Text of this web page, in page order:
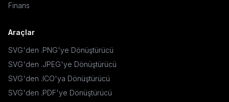
Finans
Araçlar
SVG'den .PNG'ye Dönüştürücü
SVG'den .JPEG'ye Dönüştürücü
SVG'den .ICO'ya Dönüştürücü
SVG'den .PDF'ye Dönüştürücü